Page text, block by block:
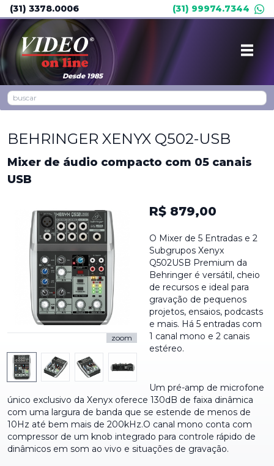
(31) 3378.0006 (31) 99974.7344
Desde 1985
BEHRINGER XENYX Q502-USB
Mixer de áudio compacto com 05 canais
USB
zoom
R$ 879,00
O Mixer de 5 Entradas e 2
Subgrupos Xenyx
Q502USB Premium da
Behringer é versátil, cheio
de recursos e ideal para
gravação de pequenos
projetos, ensaios, podcasts
e mais. Há 5 entradas com
1 canal mono e 2 canais
estéreo.
Um pré-amp de microfone
único exclusivo da Xenyx oferece 130dB de faixa dinâmica
com uma largura de banda que se estende de menos de
10Hz até bem mais de 200kHz.O canal mono conta com
compressor de um knob integrado para controle rápido de
dinâmicos em som ao vivo e situações de gravação.